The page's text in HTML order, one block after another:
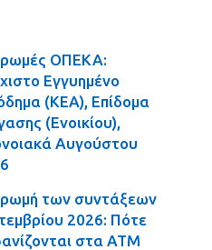
ΟΠΕΚΑ:
Εγγυημένο
(ΚΕΑ), Επίδομα
(Ενοικίου),
Αυγούστου
των συντάξεων
2026: Πότε
στα ΑΤΜ